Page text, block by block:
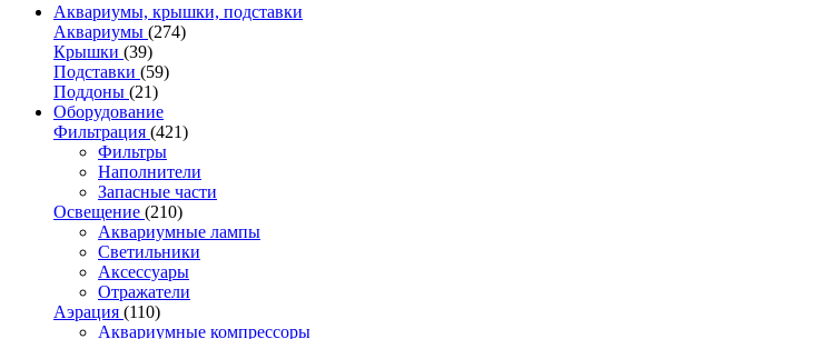
Аквариумы, крышки, подставки
Аквариумы (274)
Крышки (39)
Подставки (59)
Поддоны (21)
Оборудование
Фильтрация (421)
Фильтры
Наполнители
Запасные части
Освещение (210)
Аквариумные лампы
Светильники
Аксессуары
Отражатели
Аэрация (110)
Аквариумные компрессоры